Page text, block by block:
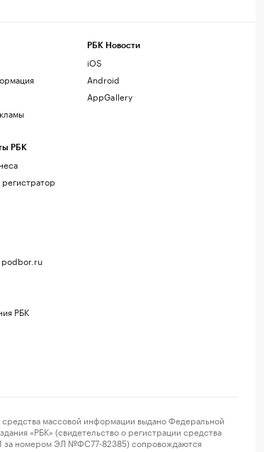
РБК
podbor.ru
РБК
РБК Новости
iOS
Android
AppGallery
массовой информации выдано Федеральной
«РБК» (свидетельство о регистрации средства
за номером ЭЛ №ФС77-82385) сопровождаются